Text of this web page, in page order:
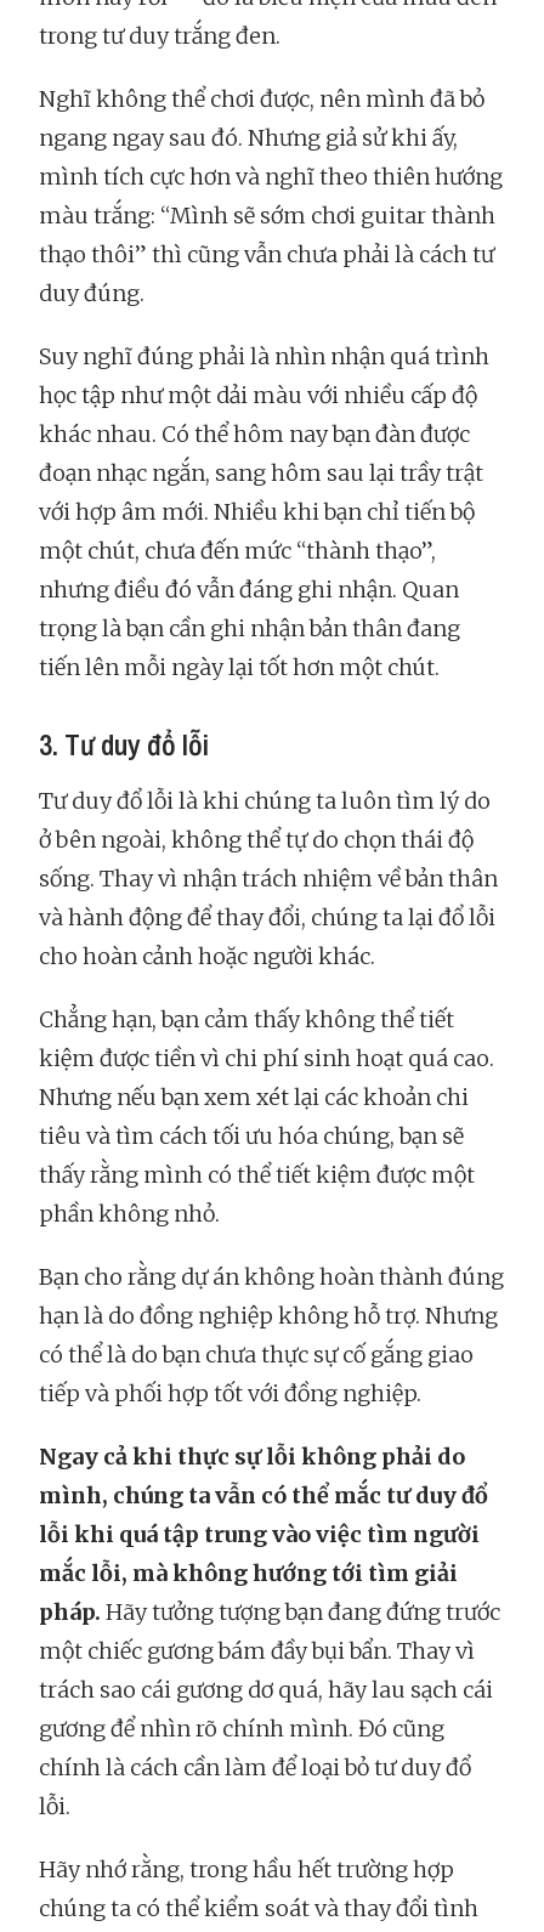
trong tư duy trắng đen.
Nghĩ không thể chơi được, nên mình đã bỏ
ngang ngay sau đó. Nhưng giả sử khi ấy,
mình tích cực hơn và nghĩ theo thiên hướng
màu trắng: “Mình sẽ sớm chơi guitar thành
thạo thôi” thì cũng vẫn chưa phải là cách tư
duy đúng.
Suy nghĩ đúng phải là nhìn nhận quá trình
học tập như một dải màu với nhiều cấp độ
khác nhau. Có thể hôm nay bạn đàn được
đoạn nhạc ngắn, sang hôm sau lại trầy trật
với hợp âm mới. Nhiều khi bạn chỉ tiến bộ
một chút, chưa đến mức “thành thạo”,
nhưng điều đó vẫn đáng ghi nhận. Quan
trọng là bạn cần ghi nhận bản thân đang
tiến lên mỗi ngày lại tốt hơn một chút.
3. Tư duy đổ lỗi
Tư duy đổ lỗi là khi chúng ta luôn tìm lý do
ở bên ngoài, không thể tự do chọn thái độ
sống. Thay vì nhận trách nhiệm về bản thân
và hành động để thay đổi, chúng ta lại đổ lỗi
cho hoàn cảnh hoặc người khác.
Chẳng hạn, bạn cảm thấy không thể tiết
kiệm được tiền vì chi phí sinh hoạt quá cao.
Nhưng nếu bạn xem xét lại các khoản chi
tiêu và tìm cách tối ưu hóa chúng, bạn sẽ
thấy rằng mình có thể tiết kiệm được một
phần không nhỏ.
Bạn cho rằng dự án không hoàn thành đúng
hạn là do đồng nghiệp không hỗ trợ. Nhưng
có thể là do bạn chưa thực sự cố gắng giao
tiếp và phối hợp tốt với đồng nghiệp.
Ngay cả khi thực sự lỗi không phải do
mình, chúng ta vẫn có thể mắc tư duy đổ
lỗi khi quá tập trung vào việc tìm người
mắc lỗi, mà không hướng tới tìm giải
pháp. Hãy tưởng tượng bạn đang đứng trước
một chiếc gương bám đầy bụi bẩn. Thay vì
trách sao cái gương dơ quá, hãy lau sạch cái
gương để nhìn rõ chính mình. Đó cũng
chính là cách cần làm để loại bỏ tư duy đổ
lỗi.
Hãy nhớ rằng, trong hầu hết trường hợp
chúng ta có thể kiểm soát và thay đổi tình